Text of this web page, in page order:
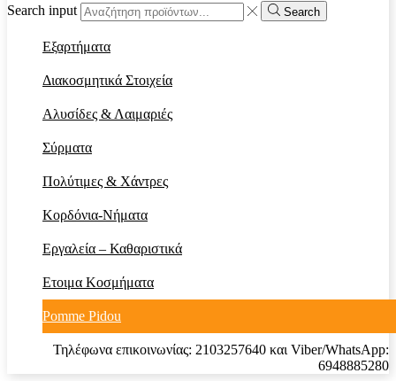
Search input Search
Εξαρτήματα
Διακοσμητικά Στοιχεία
Αλυσίδες & Λαιμαριές
Σύρματα
Πολύτιμες & Χάντρες
Κορδόνια-Νήματα
Εργαλεία – Καθαριστικά
Ετοιμα Κοσμήματα
Pomme Pidou
Τηλέφωνα επικοινωνίας: 2103257640 και Viber/WhatsApp:
6948885280